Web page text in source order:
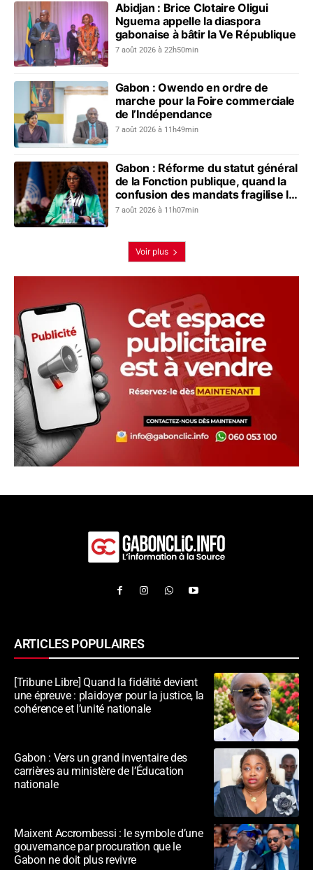
Abidjan : Brice Clotaire Oligui
Nguema appelle la diaspora
gabonaise à bâtir la Ve République
7 août 2026 à 22h50min
Gabon : Owendo en ordre de
marche pour la Foire commerciale
de l’Indépendance
7 août 2026 à 11h49min
Gabon : Réforme du statut général
de la Fonction publique, quand la
confusion des mandats fragilise le
dialogue social
7 août 2026 à 11h07min
Voir plus
ARTICLES POPULAIRES
[Tribune Libre] Quand la fidélité devient
une épreuve : plaidoyer pour la justice, la
cohérence et l’unité nationale
Gabon : Vers un grand inventaire des
carrières au ministère de l’Éducation
nationale
Maixent Accrombessi : le symbole d’une
gouvernance par procuration que le
Gabon ne doit plus revivre